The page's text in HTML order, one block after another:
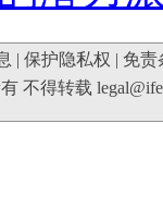
| 保护隐私权 | 免责
不得转载